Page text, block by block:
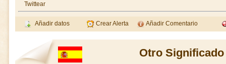
Twittear
Añadir datos Crear Alerta Añadir Comentario
Otro